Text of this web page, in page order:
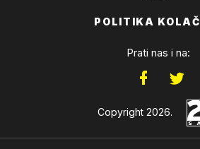
POLITIKA
Prati nas i na:
Copyright 2026.